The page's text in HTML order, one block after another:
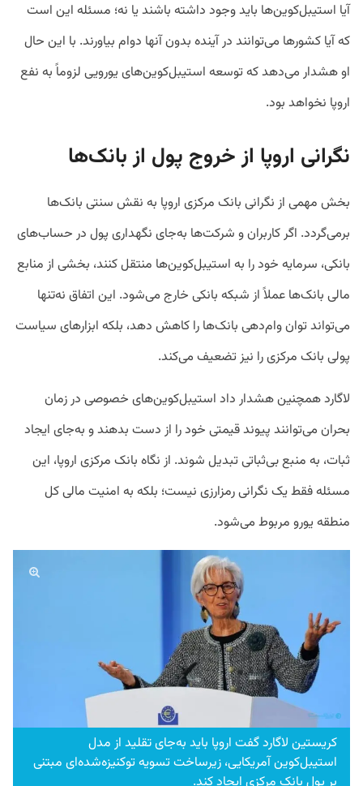
آیا استیبل‌کوین‌ها باید وجود داشته باشند یا نه؛ مسئله این است
که آیا کشورها می‌توانند در آینده بدون آنها دوام بیاورند. با این حال
او هشدار می‌دهد که توسعه استیبل‌کوین‌های یورویی لزوماً به نفع
اروپا نخواهد بود.
نگرانی اروپا از خروج پول از بانک‌ها
بخش مهمی از نگرانی بانک مرکزی اروپا به نقش سنتی بانک‌ها
برمی‌گردد. اگر کاربران و شرکت‌ها به‌جای نگهداری پول در حساب‌های
بانکی، سرمایه خود را به استیبل‌کوین‌ها منتقل کنند، بخشی از منابع
مالی بانک‌ها عملاً از شبکه بانکی خارج می‌شود. این اتفاق نه‌تنها
می‌تواند توان وام‌دهی بانک‌ها را کاهش دهد، بلکه ابزارهای سیاست
پولی بانک مرکزی را نیز تضعیف می‌کند.
لاگارد همچنین هشدار داد استیبل‌کوین‌های خصوصی در زمان
بحران می‌توانند پیوند قیمتی خود را از دست بدهند و به‌جای ایجاد
ثبات، به منبع بی‌ثباتی تبدیل شوند. از نگاه بانک مرکزی اروپا، این
مسئله فقط یک نگرانی رمزارزی نیست؛ بلکه به امنیت مالی کل
منطقه یورو مربوط می‌شود.
کریستین لاگارد گفت اروپا باید به‌جای تقلید از مدل
استیبل‌کوین آمریکایی، زیرساخت تسویه توکنیزه‌شده‌ای مبتنی